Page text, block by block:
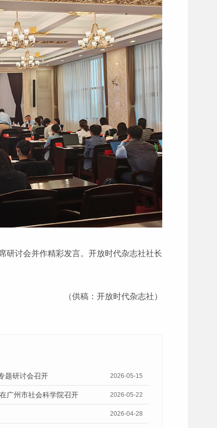
研讨会并作精彩发言。开放时代杂志社社长
（供稿：开放时代杂志社）
题研讨会召开 2026-05-15
广州市社会科学院召开 2026-05-22
2026-04-28